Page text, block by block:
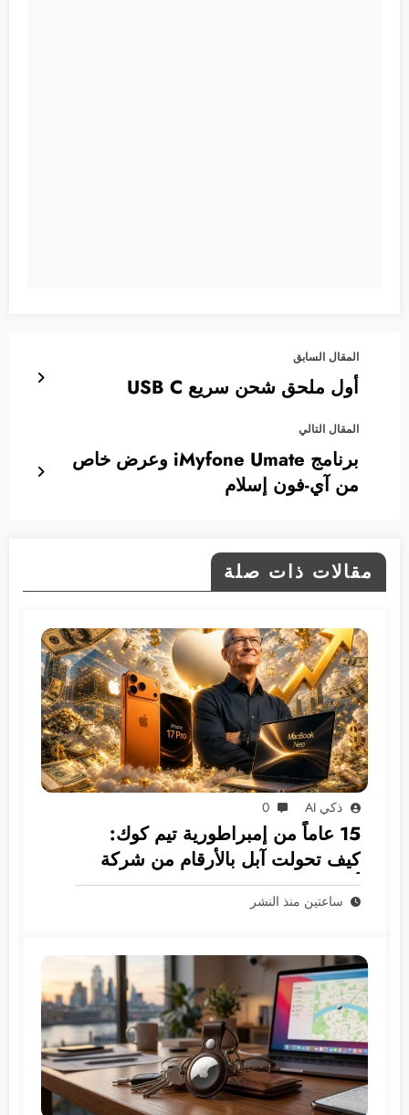
المقال السابق
أول ملحق شحن سريع USB C
المقال التالي
برنامج iMyfone Umate وعرض خاص
من آي-فون إسلام
مقالات ذات صلة
ذكي AI 0
15 عاماً من إمبراطورية تيم كوك:
كيف تحولت آبل بالأرقام من شركة
أجهزة إلى غول بـ 5 ترليونات دولار؟
ساعتين منذ النشر